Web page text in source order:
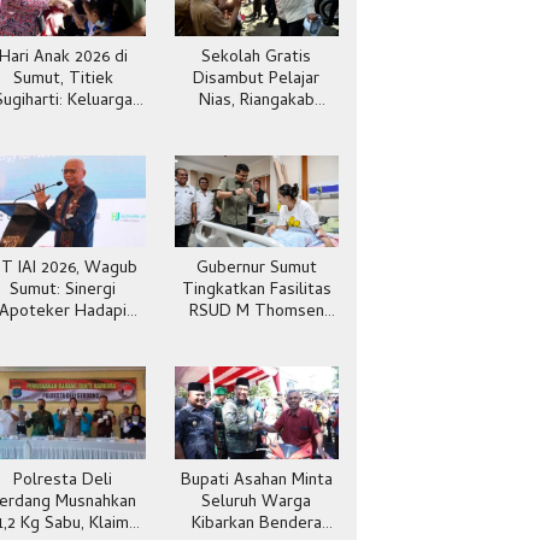
Anak 2026 di
Sumut, Titiek
Keluarga
Sekolah Gratis
Disambut Pelajar
Nias, Riangakab
IAI 2026, Wagub
Sumut: Sinergi
Apoteker Hadapi
Gubernur Sumut
Tingkatkan Fasilitas
RSUD M Thomsen
Polresta Deli
Musnahkan
Kg Sabu, Klaim
Bupati Asahan Minta
Seluruh Warga
Kibarkan Bendera